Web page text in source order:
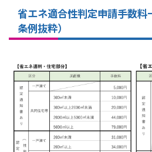
省エネ適合性判定申請手数料
条例抜粋）